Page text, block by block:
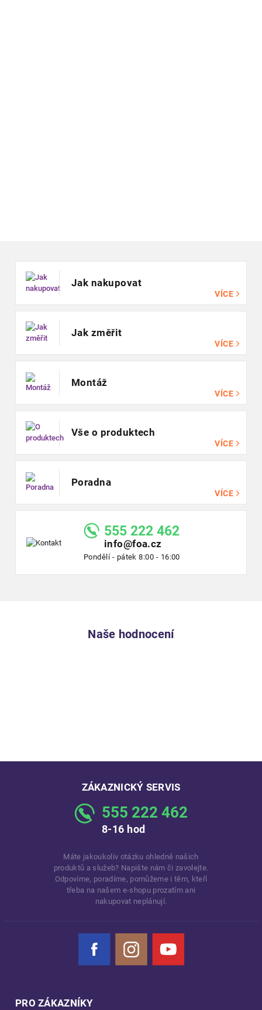
Jak nakupovat
VÍCE
Jak změřit
VÍCE
Montáž
VÍCE
Vše o produktech
VÍCE
Poradna
VÍCE
555 222 462
info@foa.cz
Pondělí - pátek 8:00 - 16:00
Naše hodnocení
ZÁKAZNICKÝ SERVIS
555 222 462
8-16 hod
Máte jakoukoliv otázku ohledně našich
produktů a služeb? Napište nám či zavolejte.
Odpovíme, poradíme, pomůžeme i těm, kteří
třeba na našem e-shopu prozatím ani
nakupovat neplánují.
Facebook Instagram YouTube
PRO ZÁKAZNÍKY